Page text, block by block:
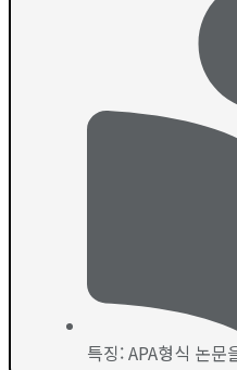
특징: APA형식 논문